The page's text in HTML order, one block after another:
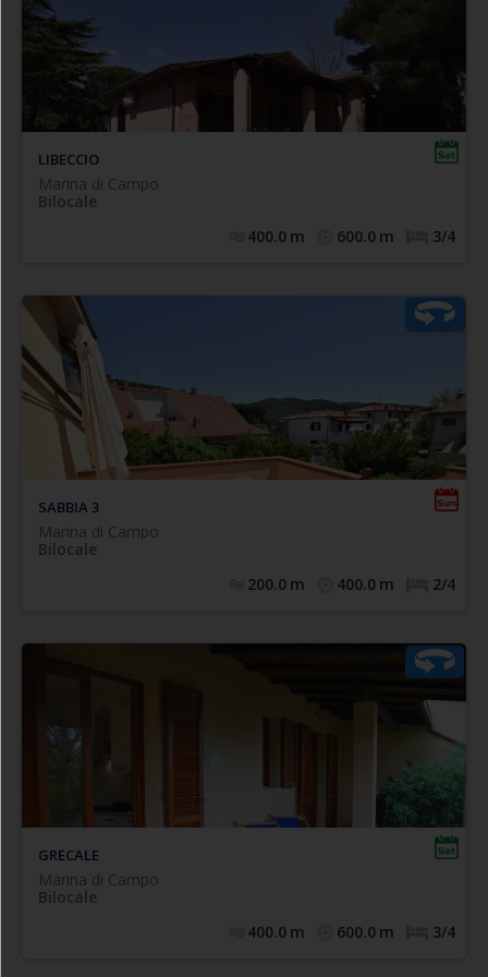
LIBECCIO
Marina di Campo
Bilocale
3/4
600.0 m
400.0 m
soggiorno con angolo cottura di nuova installazione
e divano letto singolo/matrimoniale (etraibile mod. ikea),
frigo con congelatore, bagno con box doccia, camera
matrimoniale con poss. di 3° letto singolo, terrazza
coperta arredata. - 4/5 posti letto
SABBIA 3
Marina di Campo
Bilocale
2/4
400.0 m
200.0 m
Bilocale climatizzato posto a piano primo di piccolo
complesso con accesso da scala esterna, composto
internamente da soggiorno con angolo cottura e divano
letto matrimoniale (mod. "bruco"), camera matrimoniale,
bagno completo con box doccia finestra e lavatrice.
T
errazza privata attrezzata e di n.1 posto auto
GRECALE
Marina di Campo
Bilocale
3/4
600.0 m
400.0 m
angolo cottura di nuova installazione
singolo/matrimoniale (etraibile mod. ikea) ( n.2 letti
singoli), frigo con congelatore, bagno con box doccia,
camera matrimoniale con poss. di 3° letto singolo,
terrazza coperta arredata. - 4/5 posti letto